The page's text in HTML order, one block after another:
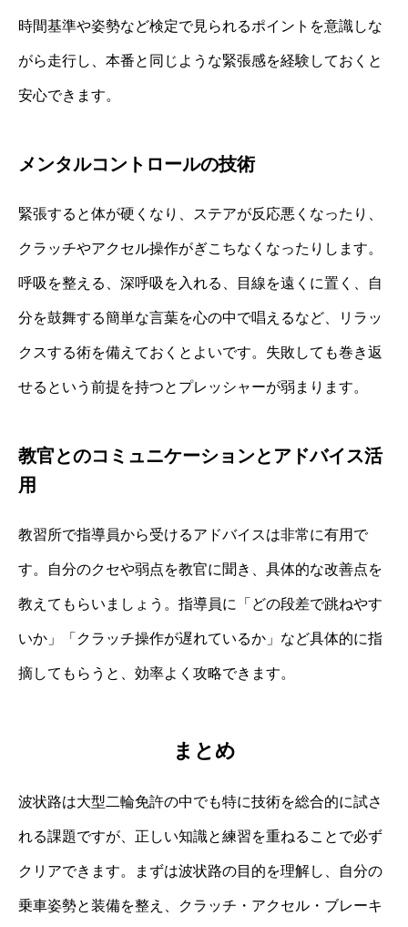
時間基準や姿勢など検定で見られるポイントを意識しな
がら走行し、本番と同じような緊張感を経験しておくと
安心できます。
メンタルコントロールの技術
緊張すると体が硬くなり、ステアが反応悪くなったり、
クラッチやアクセル操作がぎこちなくなったりします。
呼吸を整える、深呼吸を入れる、目線を遠くに置く、自
分を鼓舞する簡単な言葉を心の中で唱えるなど、リラッ
クスする術を備えておくとよいです。失敗しても巻き返
せるという前提を持つとプレッシャーが弱まります。
教官とのコミュニケーションとアドバイス活
用
教習所で指導員から受けるアドバイスは非常に有用で
す。自分のクセや弱点を教官に聞き、具体的な改善点を
教えてもらいましょう。指導員に「どの段差で跳ねやす
いか」「クラッチ操作が遅れているか」など具体的に指
摘してもらうと、効率よく攻略できます。
まとめ
波状路は大型二輪免許の中でも特に技術を総合的に試さ
れる課題ですが、正しい知識と練習を重ねることで必ず
クリアできます。まずは波状路の目的を理解し、自分の
乗車姿勢と装備を整え、クラッチ・アクセル・ブレーキ